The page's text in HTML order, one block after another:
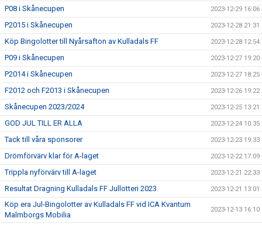
P08 i Skånecupen 2023-12-29 16:06
P2015 i Skånecupen 2023-12-28 21:31
Köp Bingolotter till Nyårsafton av Kulladals FF 2023-12-28 12:54
P09 i Skånecupen 2023-12-27 19:20
P2014 i Skånecupen 2023-12-27 18:25
F2012 och F2013 i Skånecupen 2023-12-26 19:22
Skånecupen 2023/2024 2023-12-25 13:21
GOD JUL TILL ER ALLA 2023-12-24 10:35
Tack till våra sponsorer 2023-12-23 19:33
Drömförvärv klar för A-laget 2023-12-22 17:09
Trippla nyförvärv till A-laget 2023-12-21 22:33
Resultat Dragning Kulladals FF Jullotteri 2023 2023-12-21 13:01
Köp era Jul-Bingolotter av Kulladals FF vid ICA Kvantum
Malmborgs Mobilia
2023-12-13 16:10